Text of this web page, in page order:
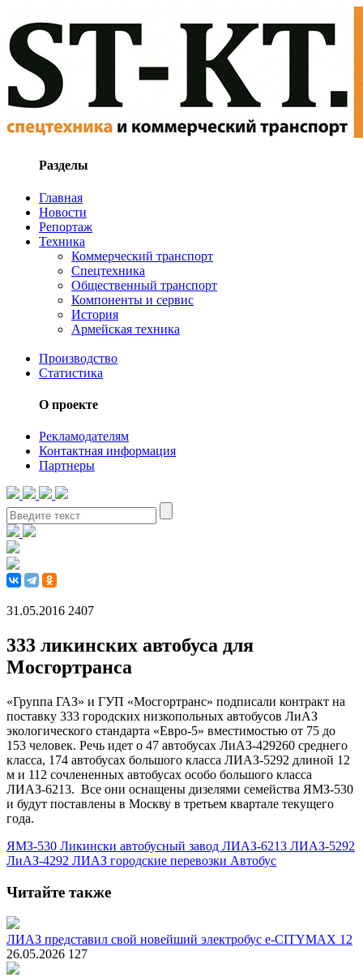
Разделы
Главная
Новости
Репортаж
Техника
Коммерческий транспорт
Спецтехника
Общественный транспорт
Компоненты и сервис
История
Армейская техника
Производство
Статистика
О проекте
Рекламодателям
Контактная информация
Партнеры
31.05.2016 2407
333 ликинских автобуса для
Мосгортранса
«Группа ГАЗ» и ГУП «Мосгортранс» подписали контракт на
поставку 333 городских низкопольных автобусов ЛиАЗ
экологического стандарта «Евро-5» вместимостью от 75 до
153 человек. Речь идет о 47 автобусах ЛиАЗ-429260 среднего
класса, 174 автобусах большого класса ЛИАЗ-5292 длиной 12
м и 112 сочлененных автобусах особо большого класса
ЛИАЗ-6213. Все они оснащены дизелями семейства ЯМЗ-530
и будут поставлены в Москву в третьем квартале текущего
года.
ЯМЗ-530 Ликински автобусный завод ЛИАЗ-6213 ЛИАЗ-5292
ЛиАЗ-4292 ЛИАЗ городские перевозки Автобус
Читайте также
ЛИАЗ представил свой новейший электробус e-CITYMAX 12
26.05.2026 127